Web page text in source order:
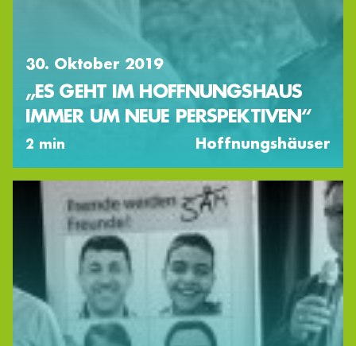
30. Oktober 2019
„ES GEHT IM HOFFNUNGSHAUS
IMMER UM NEUE PERSPEKTIVEN“
2 min Hoffnungshäuser